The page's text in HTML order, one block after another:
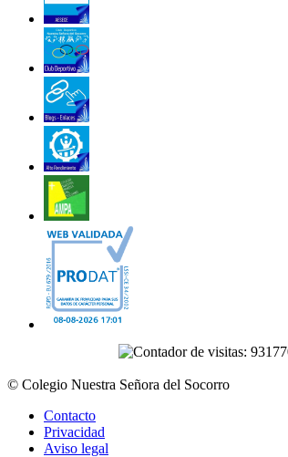
© Colegio Nuestra Señora del Socorro
Contacto
Privacidad
Aviso legal